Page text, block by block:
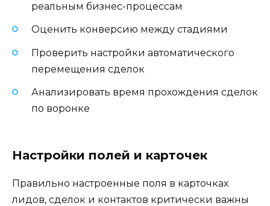
реальным бизнес-процессам
Оценить конверсию между стадиями
Проверить настройки автоматического
перемещения сделок
Анализировать время прохождения сделок
по воронке
Настройки полей и карточек
Правильно настроенные поля в карточках
лидов, сделок и контактов критически важны